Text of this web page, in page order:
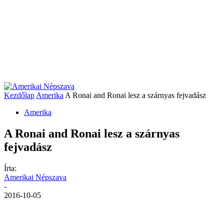
Kezdőlap Amerika A Ronai and Ronai lesz a szárnyas fejvadász
Amerika
A Ronai and Ronai lesz a szárnyas
fejvadász
Írta:
Amerikai Népszava
-
2016-10-05